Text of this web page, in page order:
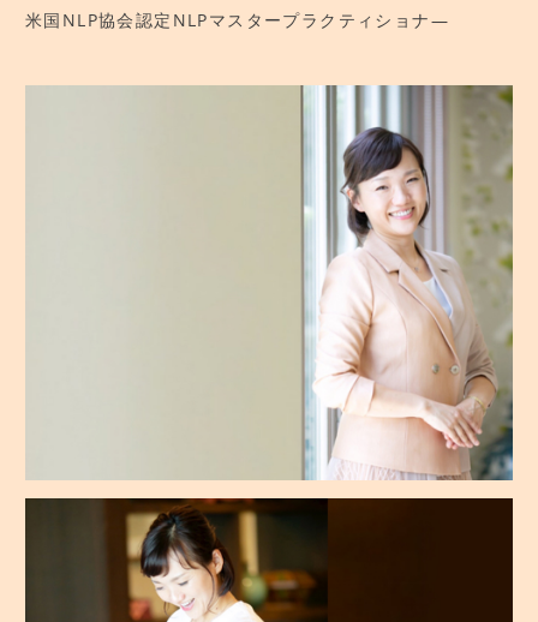
米国NLP協会認定NLPマスタープラクティショナ―